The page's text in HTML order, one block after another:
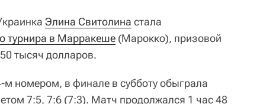
Элина Свитолина стала
турнира в Марракеше (Марокко), призовой
тысяч долларов.
м номером, в финале в субботу обыграла
7:5, 7:6 (7:3). Матч продолжался 1 час 48